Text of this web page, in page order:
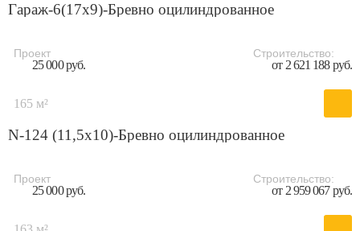
Гараж-6(17x9)-Бревно оцилиндрованное
Проект
25 000 руб.
Строительство:
от 2 621 188 руб.
165 м²
N-124 (11,5x10)-Бревно оцилиндрованное
Проект
25 000 руб.
Строительство:
от 2 959 067 руб.